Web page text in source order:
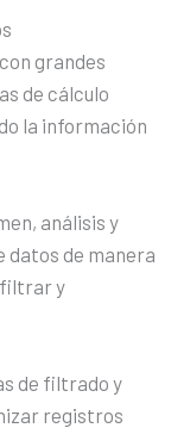
grandes
de cálculo
la información
análisis y
datos de manera
filtrar y
de filtrado y
registros